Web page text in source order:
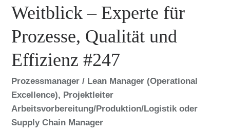
Weitblick – Experte für
Prozesse, Qualität und
Effizienz #247
Prozessmanager / Lean Manager (Operational
Excellence), Projektleiter
Arbeitsvorbereitung/Produktion/Logistik oder
Supply Chain Manager